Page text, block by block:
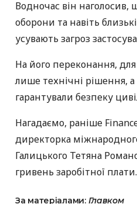
Водночас він наголосив,
оборони та навіть
усувають загроз
На його переконання,
лише технічні рішення,
гарантували безпеку
Нагадаємо, раніше
директорка
Галицького Тетяна
гривень заробітної плати.
За матеріалами: Главком